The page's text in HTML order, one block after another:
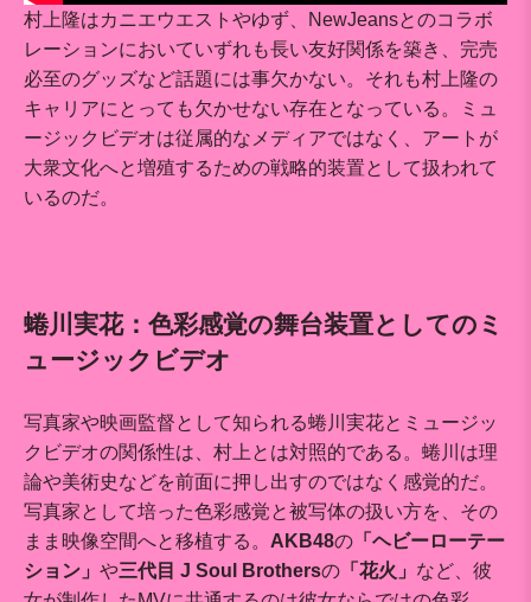
村上隆はカニエウエストやゆず、NewJeansとのコラボ
レーションにおいていずれも長い友好関係を築き、完売
必至のグッズなど話題には事欠かない。それも村上隆の
キャリアにとっても欠かせない存在となっている。ミュ
ージックビデオは従属的なメディアではなく、アートが
大衆文化へと増殖するための戦略的装置として扱われて
いるのだ。
蜷川実花：色彩感覚の舞台装置としてのミ
ュージックビデオ
写真家や映画監督として知られる蜷川実花とミュージッ
クビデオの関係性は、村上とは対照的である。蜷川は理
論や美術史などを前面に押し出すのではなく感覚的だ。
写真家として培った色彩感覚と被写体の扱い方を、その
まま映像空間へと移植する。 AKB48の 「ヘビーローテー
ション」 や三代目 J Soul Brothersの 「花火」 など、彼